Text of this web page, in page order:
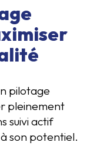
pilotage
pleinement
suivi actif
son potentiel.